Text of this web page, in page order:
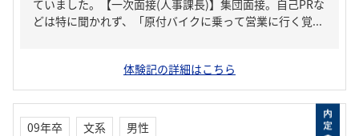
ていました。【一次面接(人事課長)】集団面接。自己PRな
どは特に聞かれず、「原付バイクに乗って営業に行く覚...
体験記の詳細はこちら
09年卒 文系
男性